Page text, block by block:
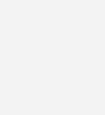
Die letzte
250 Teilnehmende.
eine Führung
Institut für
Standort Rostock-